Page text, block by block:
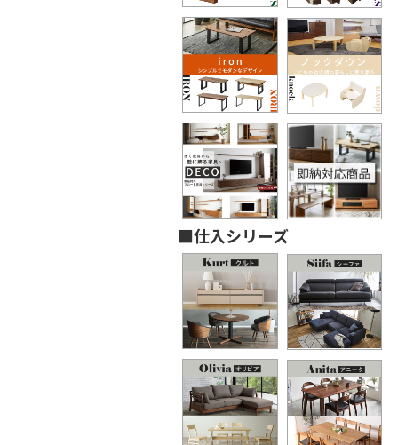
■仕入シリーズ